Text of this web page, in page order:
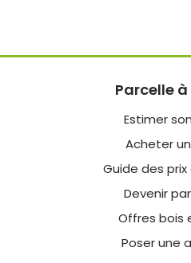
Parcelle
Estimer
Acheter
Guide des
Devenir
Offres bois
Poser une